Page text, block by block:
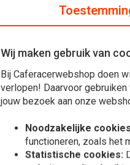
In
White Wall
Wij maken gebruik van
Bij Caferacerwebshop doen
verlopen! Daarvoor
jouw bezoek aan onze
Noodzakelijke
functioneren, zoals het
Statistische cookies: